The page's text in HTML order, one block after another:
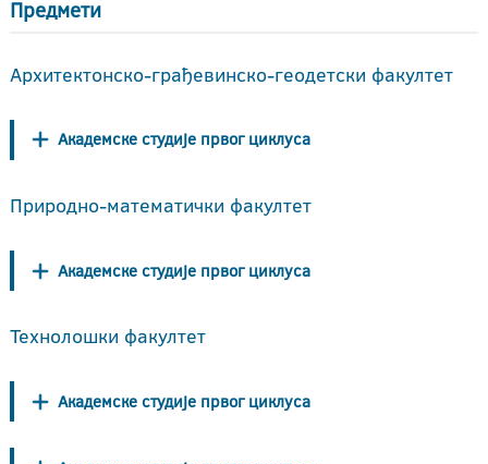
Предмети
Архитектонско-грађевинско-геодетски факултет
Академске студије првог циклуса
Природно-математички факултет
Академске студије првог циклуса
Технолошки факултет
Академске студије првог циклуса